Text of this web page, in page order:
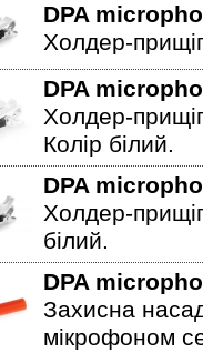
DPA
Холдер-
DPA
Холдер-
Колір білий.
DPA
Холдер-
білий.
DPA
Захисна
мікрофоном